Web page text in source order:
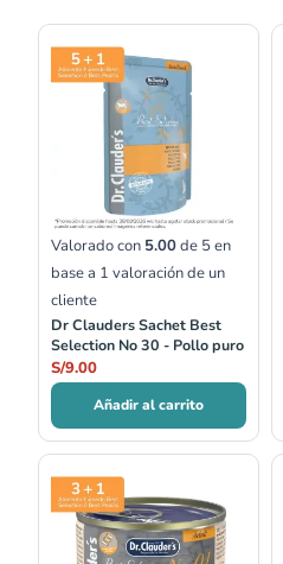
Valorado con 5.00de 5 en
base a 1 valoración de un
cliente
Dr Clauders Sachet Best
Selection No 30 - Pollo puro
S/9.00
Añadir al carrito
de
precios:
desde